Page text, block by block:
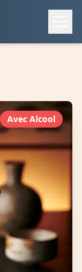
Avec Alcool